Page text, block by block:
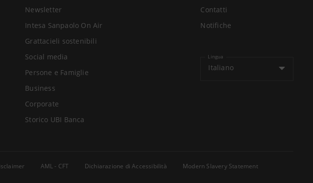
Newsletter
Intesa Sanpaolo On Air
Grattacieli sostenibili
Social media
Persone e Famiglie
Business
Corporate
Storico UBI Banca
Contatti
Notifiche
Lingua
Italiano
AML - CFT Dichiarazione di Accessibilità
Modern Slavery Statement